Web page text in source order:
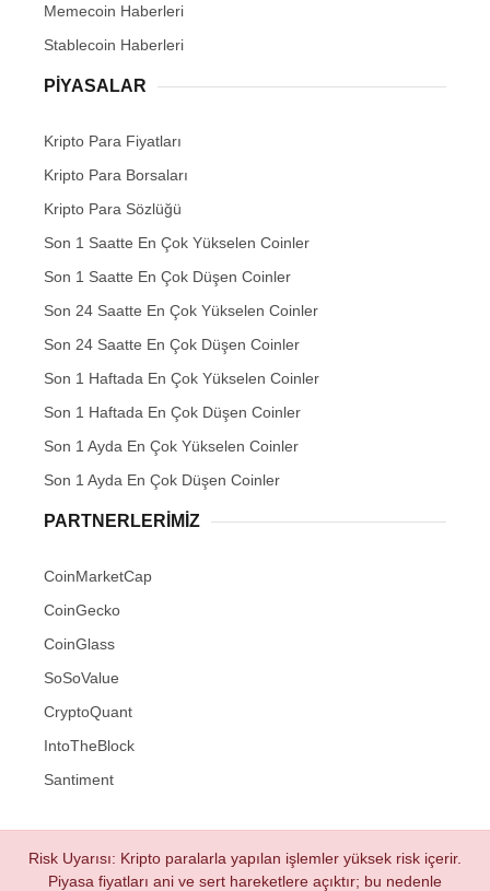
Memecoin Haberleri
Stablecoin Haberleri
PIYASALAR
Kripto Para Fiyatları
Kripto Para Borsaları
Kripto Para Sözlüğü
Son 1 Saatte En Çok Yükselen Coinler
Son 1 Saatte En Çok Düşen Coinler
Son 24 Saatte En Çok Yükselen Coinler
Son 24 Saatte En Çok Düşen Coinler
Son 1 Haftada En Çok Yükselen Coinler
Son 1 Haftada En Çok Düşen Coinler
Son 1 Ayda En Çok Yükselen Coinler
Son 1 Ayda En Çok Düşen Coinler
PARTNERLERIMIZ
CoinMarketCap
CoinGecko
CoinGlass
SoSoValue
CryptoQuant
IntoTheBlock
Santiment
Risk Uyarısı: Kripto paralarla yapılan işlemler yüksek risk içerir.
Piyasa fiyatları ani ve sert hareketlere açıktır; bu nedenle